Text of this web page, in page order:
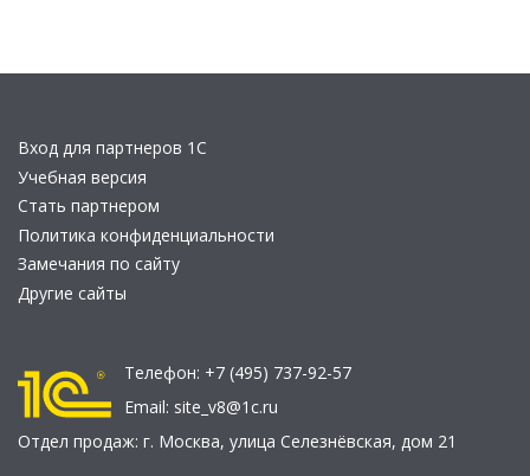
Вход для партнеров 1С
Учебная версия
Стать партнером
Политика конфиденциальности
Замечания по сайту
Другие сайты
Телефон: +7 (495) 737-92-57
Email: site_v8@1c.ru
Отдел продаж: г. Москва, улица Селезнёвская, дом 21